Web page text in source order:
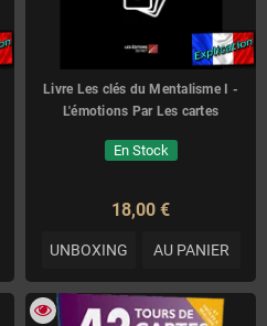
Livre Les clés du Mentalisme I -
L'émotions Par Les cartes
En Stock
18,00 €
UNBOXING AU PANIER